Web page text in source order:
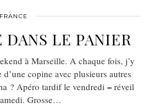
FRANCE
LE PANIER
à Marseille. A chaque fois, j’y
copine avec plusieurs autres
? Apéro tardif le vendredi = réveil
Grosse…